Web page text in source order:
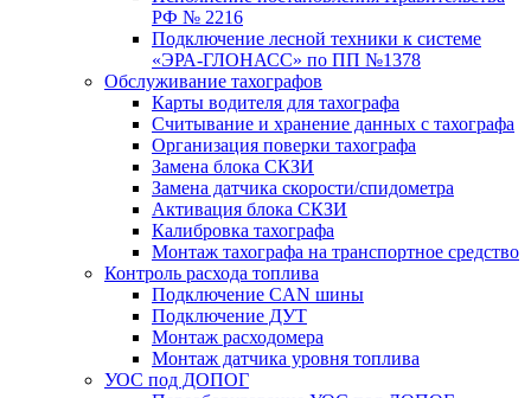
РФ № 2216
Подключение лесной техники к системе
«ЭРА-ГЛОНАСС» по ПП №1378
Обслуживание тахографов
Карты водителя для тахографа
Считывание и хранение данных с тахографа
Организация поверки тахографа
Замена блока СКЗИ
Замена датчика скорости/спидометра
Активация блока СКЗИ
Калибровка тахографа
Монтаж тахографа на транспортное средство
Контроль расхода топлива
Подключение CAN шины
Подключение ДУТ
Монтаж расходомера
Монтаж датчика уровня топлива
УОС под ДОПОГ